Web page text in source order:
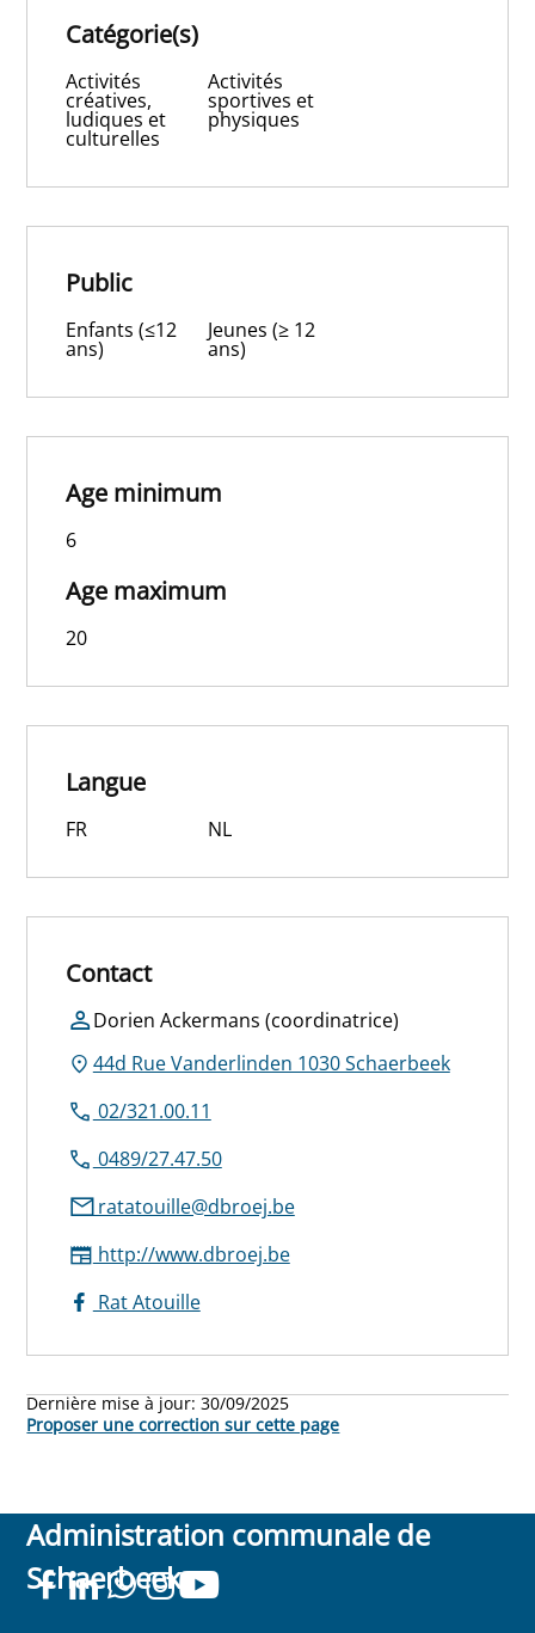
Catégorie(s)
Activités
créatives,
ludiques et
culturelles
Activités
sportives et
physiques
Public
Enfants (≤12
ans)
Jeunes (≥ 12
ans)
Age minimum
6
Age maximum
20
Langue
FR NL
Contact
Dorien Ackermans (coordinatrice)
44d Rue Vanderlinden 1030 Schaerbeek
02/321.00.11
0489/27.47.50
ratatouille@dbroej.be
http://www.dbroej.be
Rat Atouille
Dernière mise à jour:30/09/2025
Proposer une correction sur cette page
Administration communale de
Schaerbeek